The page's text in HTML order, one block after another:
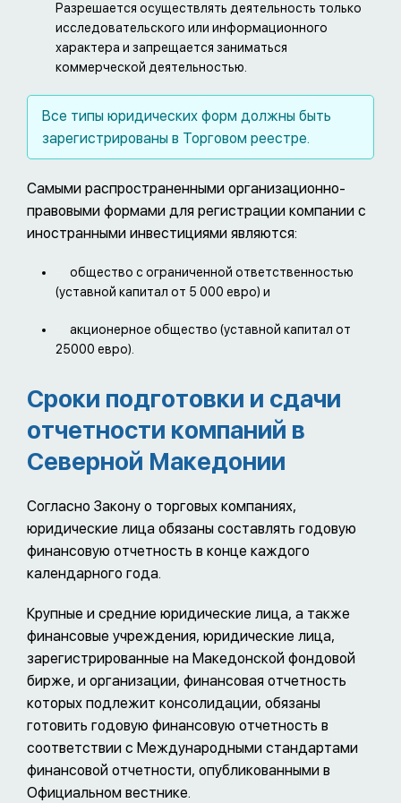
Разрешается осуществлять деятельность только
исследовательского или информационного
характера и запрещается заниматься
коммерческой деятельностью.
Все типы юридических форм должны быть
зарегистрированы в Торговом реестре.
Самыми распространенными организационно-
правовыми формами для регистрации компании с
иностранными инвестициями являются:
общество с ограниченной ответственностью
(уставной капитал от 5 000 евро) и
акционерное общество (уставной капитал от
25000 евро).
Сроки подготовки и сдачи
отчетности компаний в
Северной Македонии
Согласно Закону о торговых компаниях,
юридические лица обязаны составлять годовую
финансовую отчетность в конце каждого
календарного года.
Крупные и средние юридические лица, а также
финансовые учреждения, юридические лица,
зарегистрированные на Македонской фондовой
бирже, и организации, финансовая отчетность
которых подлежит консолидации, обязаны
готовить годовую финансовую отчетность в
соответствии с Международными стандартами
финансовой отчетности, опубликованными в
Официальном вестнике.